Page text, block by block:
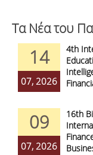
Τα Νέα του
14
07, 2026
4th
09
07, 2026
16th